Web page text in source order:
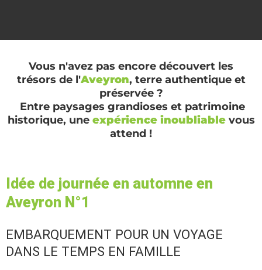
Vous n'avez pas encore découvert les
trésors de l'Aveyron, terre authentique et
préservée ?
Entre paysages grandioses et patrimoine
historique, une expérience inoubliablevous
attend !
Idée de journée en automne en
Aveyron N°1
EMBARQUEMENT POUR UN VOYAGE
DANS LE TEMPS EN FAMILLE